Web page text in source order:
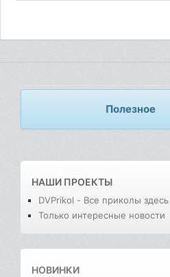
Полезное
НАШИ ПРОЕКТЫ
DVPrikol - Все приколы здесь
Только интересные новости
НОВИНКИ